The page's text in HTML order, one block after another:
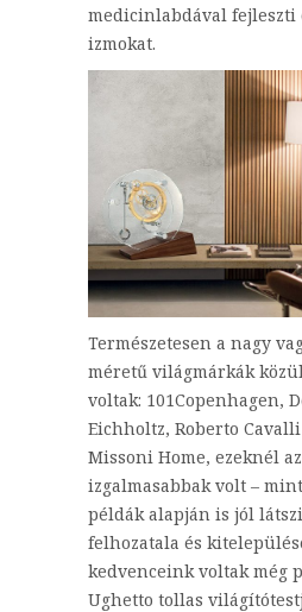
medicinlabdával fejleszti
izmokat.
Természetesen a nagy
méretű világmárkák
voltak: 101Copenhagen,
Eichholtz, Roberto
Missoni Home, ezeknél
izgalmasabbak volt –
példák alapján is jól
felhozatala és
kedvenceink voltak még
Ughetto tollas